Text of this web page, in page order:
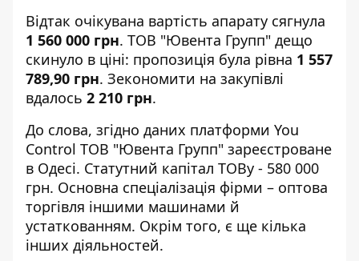
Відтак очікувана вартість апарату сягнула
1 560 000 грн. ТОВ "Ювента Групп" дещо
скинуло в ціні: пропозиція була рівна 1 557
789,90 грн. Зекономити на закупівлі
вдалось 2 210 грн.
До слова, згідно даних платформи You
Control ТОВ "Ювента Групп" зареєстроване
в Одесі. Статутний капітал ТОВу - 580 000
грн. Основна спеціалізація фірми – оптова
торгівля іншими машинами й
устаткованням. Окрім того, є ще кілька
інших діяльностей.